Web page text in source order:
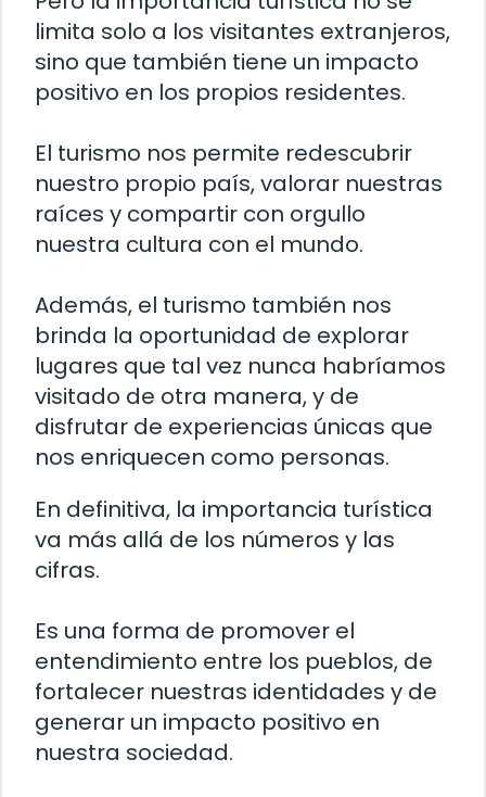
limita solo a los visitantes extranjeros,
sino que también tiene un impacto
positivo en los propios residentes.
El turismo nos permite redescubrir
nuestro propio país, valorar nuestras
raíces y compartir con orgullo
nuestra cultura con el mundo.
Además, el turismo también nos
brinda la oportunidad de explorar
lugares que tal vez nunca habríamos
visitado de otra manera, y de
disfrutar de experiencias únicas que
nos enriquecen como personas.
En definitiva, la importancia turística
va más allá de los números y las
cifras.
Es una forma de promover el
entendimiento entre los pueblos, de
fortalecer nuestras identidades y de
generar un impacto positivo en
nuestra sociedad.